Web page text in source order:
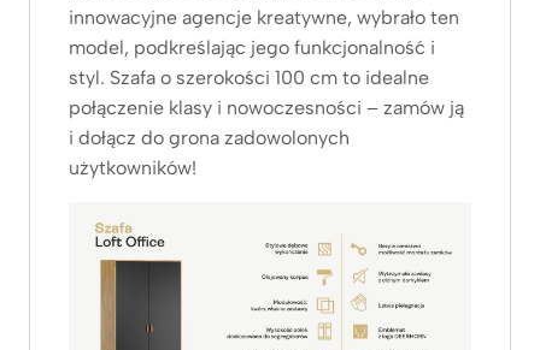
innowacyjne agencje kreatywne, wybrało ten
model, podkreślając jego funkcjonalność i
styl. Szafa o szerokości 100 cm to idealne
połączenie klasy i nowoczesności – zamów ją
i dołącz do grona zadowolonych
użytkowników!